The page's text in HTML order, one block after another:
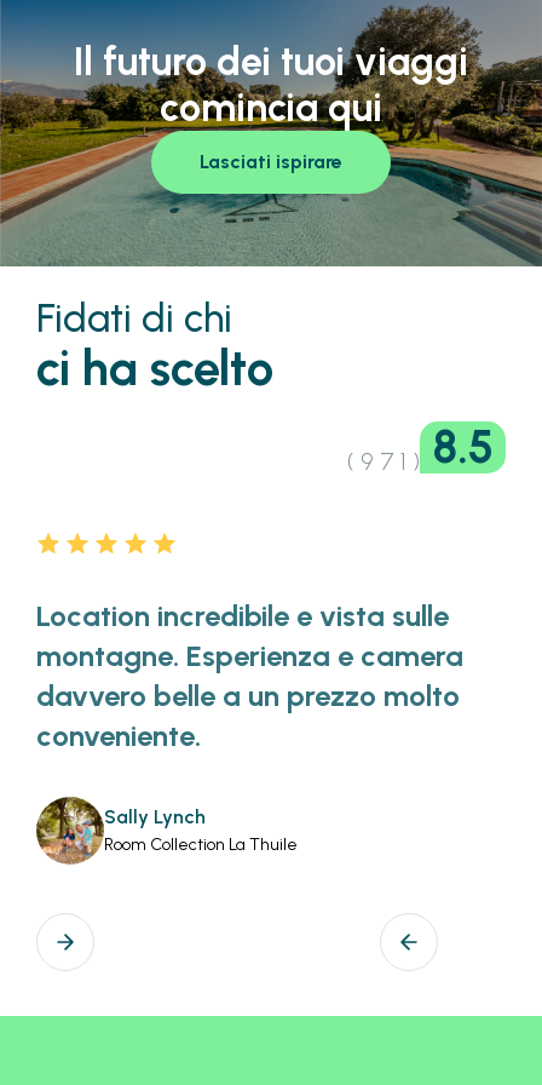
Il futuro dei tuoi viaggi
comincia qui
Lasciati ispirare
Fidati di chi
ci ha scelto
( 9 7 1 ) 8.5
Location incredibile e vista sulle
montagne. Esperienza e camera
davvero belle a un prezzo molto
conveniente.
Sally Lynch
Room Collection La Thuile